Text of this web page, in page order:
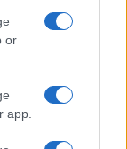
or
app.